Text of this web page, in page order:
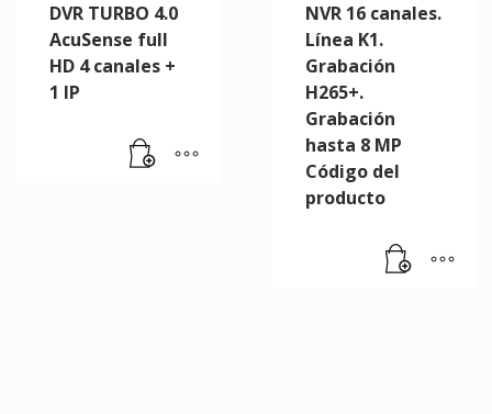
DVR TURBO 4.0
AcuSense full
HD 4 canales +
1 IP
NVR 16 canales.
Línea K1.
Grabación
H265+.
Grabación
hasta 8 MP
Código del
producto